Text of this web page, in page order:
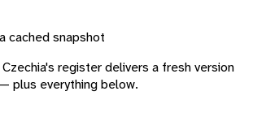
cached snapshot
Czechia's register delivers a fresh version
plus everything below.